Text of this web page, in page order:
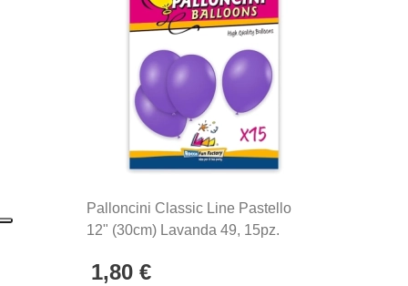
1902. Si distinguono per la qualità eccezionale e la
artigianale e attenzione ai dettagli.
Palloncini Classic Line Pastello
12" (30cm) Lavanda 49, 15pz.
1,80 €